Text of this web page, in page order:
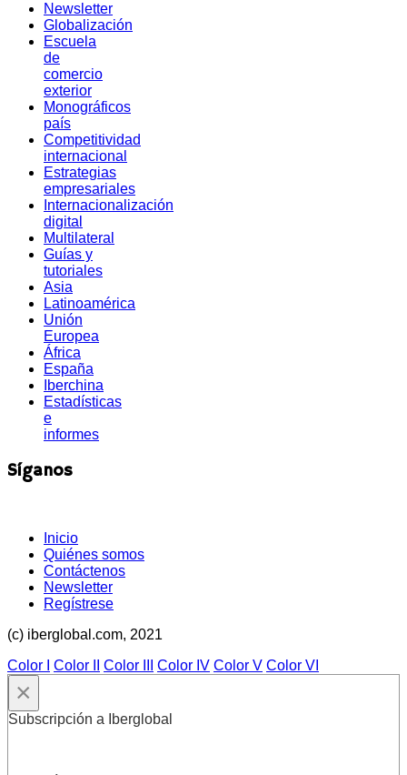
Newsletter
Globalización
Escuela
de
comercio
exterior
Monográficos
país
Competitividad
internacional
Estrategias
empresariales
Internacionalización
digital
Multilateral
Guías y
tutoriales
Asia
Latinoamérica
Unión
Europea
África
España
Iberchina
Estadísticas
e
informes
Síganos
Inicio
Quiénes somos
Contáctenos
Newsletter
Regístrese
(c) iberglobal.com, 2021
Color I
Color II Color III Color IV Color V Color VI
×
Subscripción a Iberglobal